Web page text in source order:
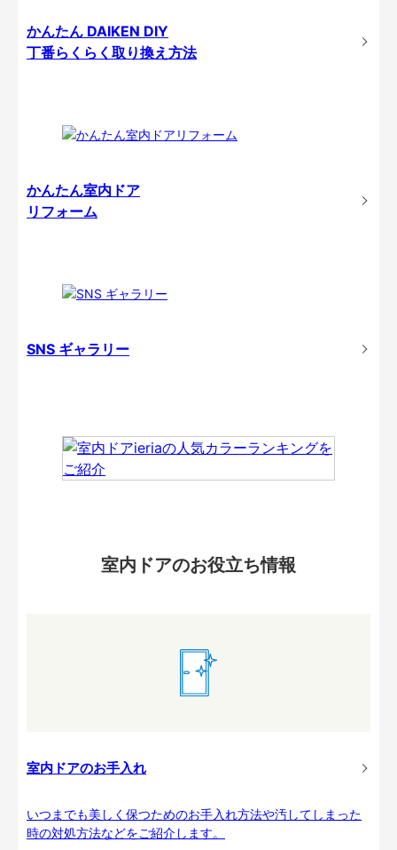
かんたん DAIKEN DIY
丁番らくらく取り換え方法
かんたん室内ドア
リフォーム
SNS ギャラリー
室内ドアのお役立ち情報
室内ドアのお手入れ
いつまでも美しく保つためのお手入れ方法や汚してしまった
時の対処方法などをご紹介します。